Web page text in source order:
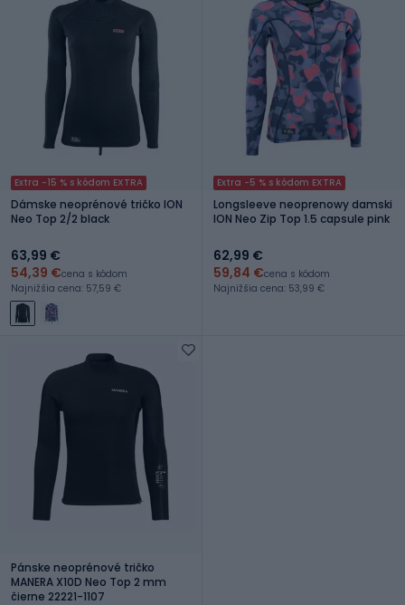
Extra -15 % s kódom EXTRA
Dámske neoprénové tričko ION
Neo Top 2/2 black
63,99 €
54,39 €cena s kódom
Najnižšia cena: 57,59 €
Extra -5 % s kódom EXTRA
Longsleeve neoprenowy damski
ION Neo Zip Top 1.5 capsule pink
62,99 €
59,84 €cena s kódom
Najnižšia cena: 53,99 €
Pánske neoprénové tričko
MANERA X10D Neo Top 2 mm
čierne 22221-1107